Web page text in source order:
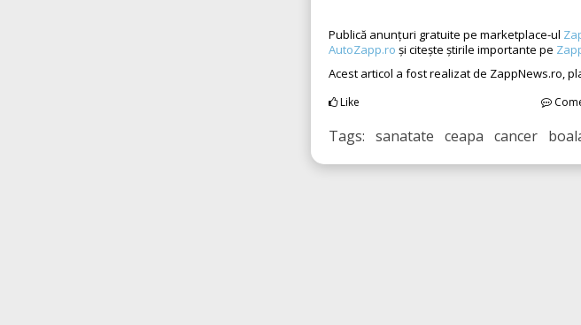
Publică anunțuri gratuite pe marketplace-ul
AutoZapp.ro și citește știrile importante pe
Acest articol a fost realizat de ZappNews.ro,
Like
Tags: sanatate ceapa cancer